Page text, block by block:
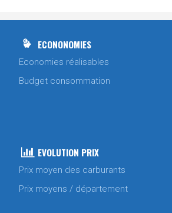
ECONONOMIES
Economies réalisables
Budget consommation
EVOLUTION PRIX
Prix moyen des carburants
Prix moyens / département